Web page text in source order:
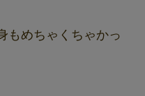
もめちゃくちゃかっ